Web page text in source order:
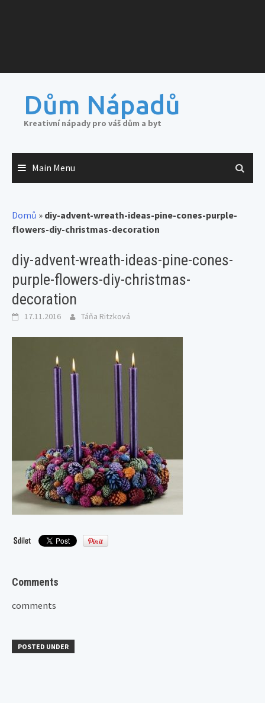
Dům Nápadů
Kreativní nápady pro váš dům a byt
Main Menu
Domů » diy-advent-wreath-ideas-pine-cones-purple-
flowers-diy-christmas-decoration
diy-advent-wreath-ideas-pine-cones-
purple-flowers-diy-christmas-
decoration
17.11.2016 Táňa Ritzková
Comments
comments
POSTED UNDER